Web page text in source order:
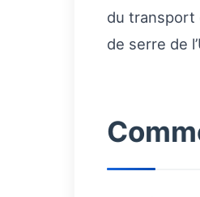
du transport
de serre de